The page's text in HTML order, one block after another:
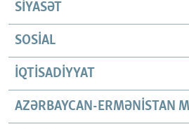
SIYASƏT
SOSIAL
İQTISADIYYAT
AZƏRBAYCAN-ERMƏNISTAN